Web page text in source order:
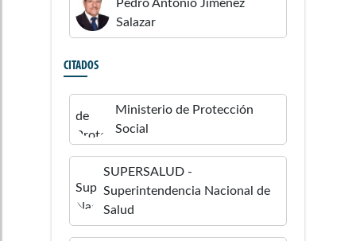
Pedro Antonio Jimenez
Salazar
CITADOS
Ministerio de Protección
Social
SUPERSALUD -
Superintendencia Nacional de
Salud